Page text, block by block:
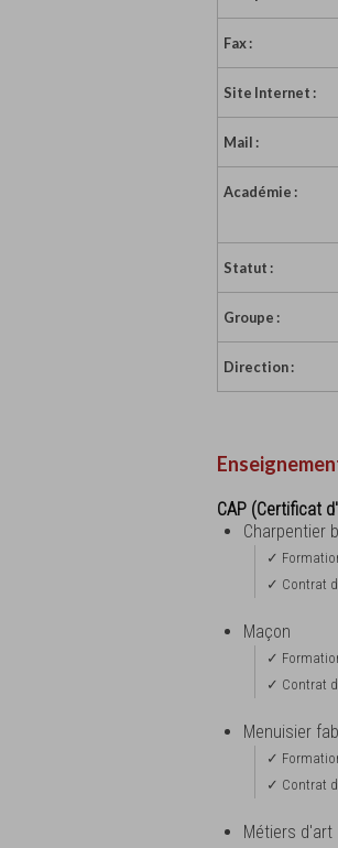
Fax :
Site Internet :
Mail :
Académie :
Statut :
Groupe :
Direction :
CAP (Certificat
Charpentier
✓
✓ Contrat
Maçon
✓
✓ Contrat
Menuisier
✓
✓ Contrat
Métiers d'art